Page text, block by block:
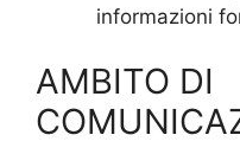
informazioni
AMBITO DI